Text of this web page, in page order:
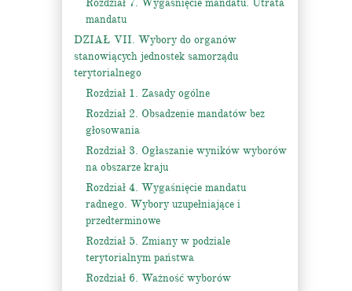
Rozdział 7. Wygaśnięcie mandatu. Utrata
mandatu
DZIAŁ VII. Wybory do organów
stanowiących jednostek samorządu
terytorialnego
Rozdział 1. Zasady ogólne
Rozdział 2. Obsadzenie mandatów bez
głosowania
Rozdział 3. Ogłaszanie wyników wyborów
na obszarze kraju
Rozdział 4. Wygaśnięcie mandatu
radnego. Wybory uzupełniające i
przedterminowe
Rozdział 5. Zmiany w podziale
terytorialnym państwa
Rozdział 6. Ważność wyborów